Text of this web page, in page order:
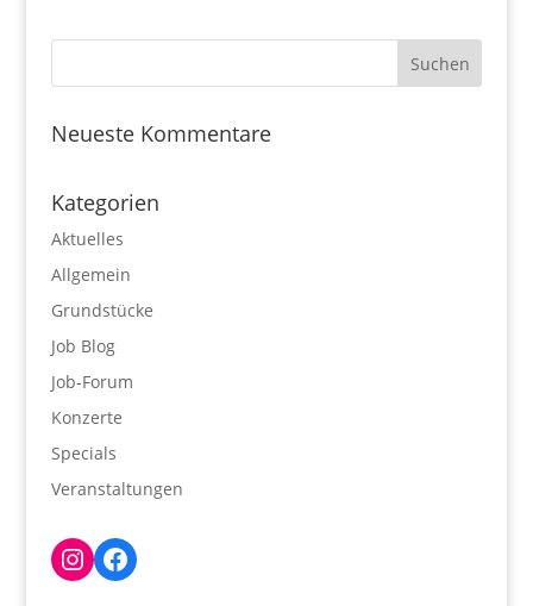
Neueste Kommentare
Kategorien
Aktuelles
Allgemein
Grundstücke
Job Blog
Job-Forum
Konzerte
Specials
Veranstaltungen
Instagram
Facebook